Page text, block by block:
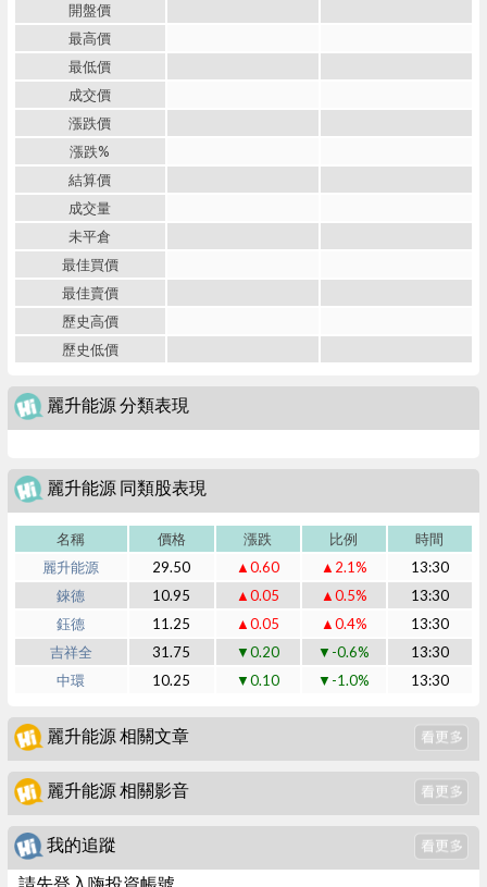
開盤價
最高價
最低價
成交價
漲跌價
漲跌%
結算價
成交量
未平倉
最佳買價
最佳賣價
歷史高價
歷史低價
麗升能源 分類表現
麗升能源 同類股表現
名稱 價格 漲跌 比例
時間
麗升能源
29.50 ▲0.60 ▲2.1%
13:30
錸德
10.95 ▲0.05 ▲0.5%
13:30
鈺德
11.25 ▲0.05 ▲0.4%
13:30
吉祥全
31.75 ▼0.20 ▼-0.6%
13:30
中環
10.25 ▼0.10 ▼-1.0% 13:30
麗升能源 相關文章
麗升能源 相關影音
我的追蹤